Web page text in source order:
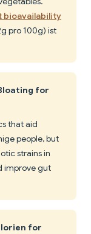
bioavailability
pro 100g) ist
for
that aid
people, but
strains in
improve gut
for